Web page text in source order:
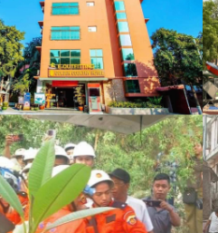
တနာပုံရွှေမန္တလေးရေ
ေ့တစ်ပြပေါင်းများစွာမှာ
ားမန်ဟုန်လေကိုခွင်းလို့
တ္တမြားမှန်နွံမနစ်ဘူးဆိုတာ
မျိုးမြတ်သူတို့သမိုင်းကြောင်း
ဒိုးနတ်တွေသိအောင်
ြေကန်ကာအားကုန်ရုန်းလို့
န်းသားတွေကြံ ဘာခံနိုင်မလဲဆိုတာ
ြလိုက်ကြစမ်း။
Nyein Thet